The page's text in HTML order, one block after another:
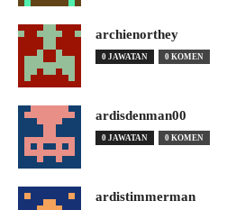
archienorthey
0 JAWATAN 0 KOMEN
ardisdenman00
0 JAWATAN 0 KOMEN
ardistimmerman